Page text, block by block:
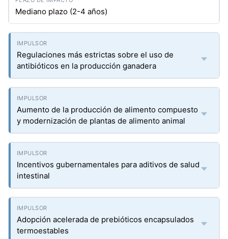
Mediano plazo (2-4 años)
Regulaciones más estrictas sobre el uso de
antibióticos en la producción ganadera
Aumento de la producción de alimento compuesto
y modernización de plantas de alimento animal
Incentivos gubernamentales para aditivos de salud
intestinal
Adopción acelerada de prebióticos encapsulados
termoestables